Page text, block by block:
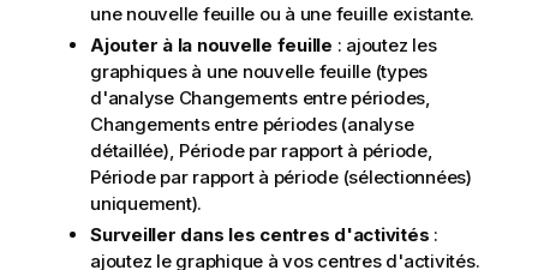
une nouvelle feuille ou à une feuille existante.
Ajouter à la nouvelle feuille : ajoutez les
graphiques à une nouvelle feuille (types
d'analyse Changements entre périodes,
Changements entre périodes (analyse
détaillée), Période par rapport à période,
Période par rapport à période (sélectionnées)
uniquement).
Surveiller dans les centres d'activités :
ajoutez le graphique à vos centres d'activités.